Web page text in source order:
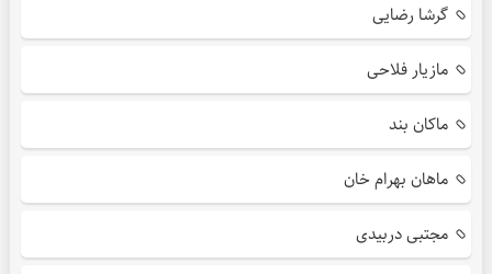
گرشا رضایی
مازیار فلاحی
ماکان بند
ماهان بهرام خان
مجتبی دربیدی